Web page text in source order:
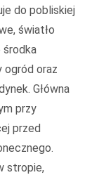
do pobliskiej
światło
środka
ogród oraz
Główna
przy
przed
stropie,